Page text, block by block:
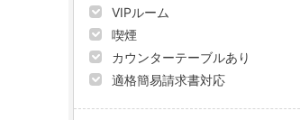
VIPルーム
喫煙
カウンターテーブルあり
適格簡易請求書対応